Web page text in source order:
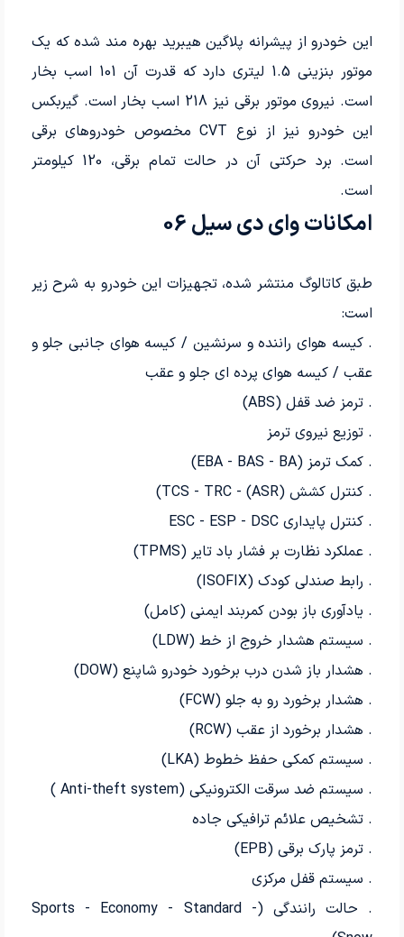
این خودرو از پیشرانه پلاگین هیبرید بهره مند شده که یک
موتور بنزینی 1.5 لیتری دارد که قدرت آن 101 اسب بخار
است. نیروی موتور برقی نیز 218 اسب بخار است. گیربکس
این خودرو نیز از نوع CVT مخصوص خودروهای برقی
است. برد حرکتی آن در حالت تمام برقی، 120 کیلومتر
است.
امکانات وای دی سیل 06
طبق کاتالوگ منتشر شده، تجهیزات این خودرو به شرح زیر
است:
. کیسه هوای راننده و سرنشين / كيسه هواى جانبى جلو و
عقب / كيسه هوای پرده ای جلو و عقب
. ترمز ضد قفل (ABS)
. توزیع نیروی ترمز
. كمك ترمز (EBA - BAS - BA)
. کنترل کشش (ASR) - TCS - TRC)
. کنترل پایداری ESC - ESP - DSC
. عملکرد نظارت بر فشار باد تایر (TPMS)
. رابط صندلي كودك (ISOFIX)
. یادآوری باز بودن کمربند ایمنی (کامل)
. سیستم هشدار خروج از خط (LDW)
. هشدار باز شدن درب برخورد خودرو شاپنع (DOW)
. هشدار برخورد رو به جلو (FCW)
. هشدار برخورد از عقب (RCW)
. سیستم کمکى حفظ خطوط (LKA)
. سیستم ضد سرقت الكترونيكي (Anti-theft system )
. تشخيص علائم ترافيكي جاده
. ترمز پارك برقى (EPB)
. سیستم قفل مرکزی
. حالت رانندگی (Sports - Economy - Standard -